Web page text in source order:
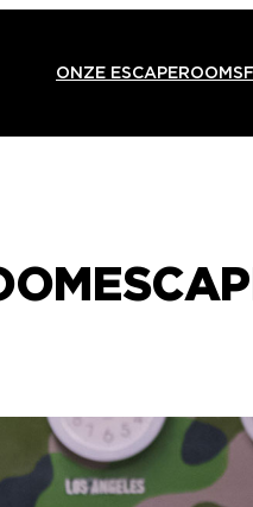
ONZE ESCAPEROOMS